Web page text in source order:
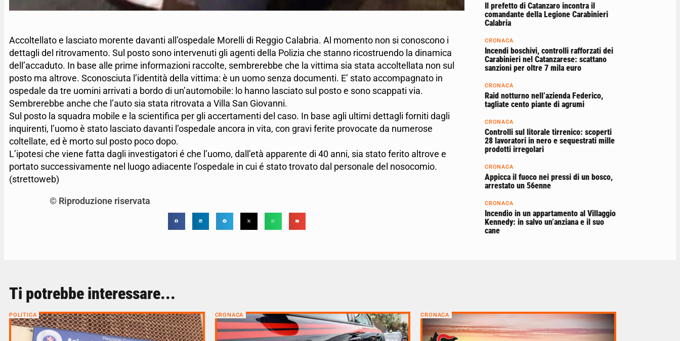
Accoltellato e lasciato morente davanti all’ospedale Morelli di Reggio Calabria. Al momento non si conoscono i
dettagli del ritrovamento. Sul posto sono intervenuti gli agenti della Polizia che stanno ricostruendo la dinamica
dell’accaduto. In base alle prime informazioni raccolte, sembrerebbe che la vittima sia stata accoltellata non sul
posto ma altrove. Sconosciuta l’identità della vittima: è un uomo senza documenti. E’ stato accompagnato in
ospedale da tre uomini arrivati a bordo di un’automobile: lo hanno lasciato sul posto e sono scappati via.
Sembrerebbe anche che l’auto sia stata ritrovata a Villa San Giovanni.
Sul posto la squadra mobile e la scientifica per gli accertamenti del caso. In base agli ultimi dettagli forniti dagli
inquirenti, l’uomo è stato lasciato davanti l’ospedale ancora in vita, con gravi ferite provocate da numerose
coltellate, ed è morto sul posto poco dopo.
L’ipotesi che viene fatta dagli investigatori é che l’uomo, dall’età apparente di 40 anni, sia stato ferito altrove e
portato successivamente nel luogo adiacente l’ospedale in cui é stato trovato dal personale del nosocomio.
(strettoweb)
© Riproduzione riservata
Il prefetto di Catanzaro incontra il
comandante della Legione Carabinieri
Calabria
CRONACA
Incendi boschivi, controlli rafforzati dei
Carabinieri nel Catanzarese: scattano
sanzioni per oltre 7 mila euro
CRONACA
Raid notturno nell’azienda Federico,
tagliate cento piante di agrumi
CRONACA
Controlli sul litorale tirrenico: scoperti
28 lavoratori in nero e sequestrati mille
prodotti irregolari
CRONACA
Appicca il fuoco nei pressi di un bosco,
arrestato un 56enne
CRONACA
Incendio in un appartamento al Villaggio
Kennedy: in salvo un’anziana e il suo
cane
Ti potrebbe interessare...
POLITICA CRONACA CRONACA